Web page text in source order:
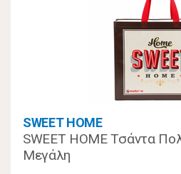
SWEET HOME
SWEET HOME Τσάντα
Μεγάλη